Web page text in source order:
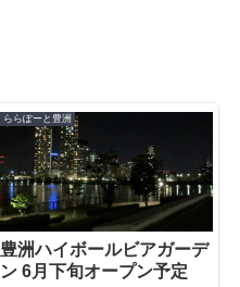
ららぽーと豊洲
豊洲ハイボールビアガーデ
ン 6月下旬オープン予定